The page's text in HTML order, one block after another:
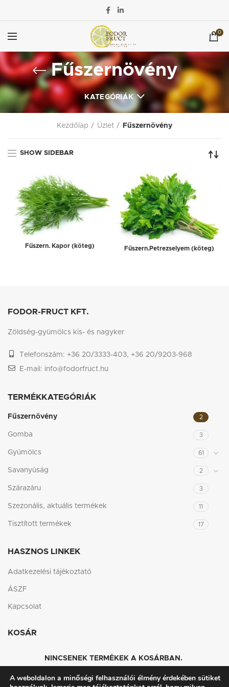
0
Fűszernövény
KATEGÓRIÁK
Kezdőlap Üzlet Fűszernövény
SHOW SIDEBAR
Fűszern. Kapor (köteg) Fűszern.Petrezselyem (köteg)
FODOR-FRUCT KFT.
Zöldség-gyümölcs kis- és nagyker
Telefonszám: +36 20/3333-403, +36 20/9203-968
E-mail: info@fodorfruct.hu
TERMÉKKATEGÓRIÁK
Fűszernövény 2
Gomba 3
Gyümölcs 61
Savanyúság 2
Szárazáru 3
Szezonális, aktuális termékek 11
Tisztított termékek 17
HASZNOS LINKEK
Adatkezelési tájékoztató
ÁSZF
Kapcsolat
KOSÁR
NINCSENEK TERMÉKEK A KOSÁRBAN.
VISSZA A WEBSHOPBA
A weboldalon a minőségi felhasználói élmény érdekében sütiket